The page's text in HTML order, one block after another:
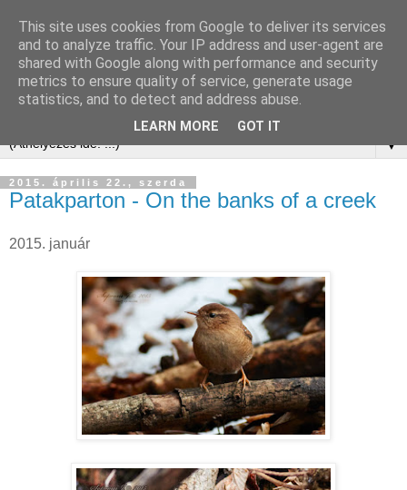
▼
2015. április 22., szerda
Patakparton - On the banks of a creek
2015. január
This site uses cookies from Google to deliver its services
and to analyze traffic. Your IP address and user-agent are
shared with Google along with performance and security
metrics to ensure quality of service, generate usage
statistics, and to detect and address abuse.
LEARN MORE GOT IT